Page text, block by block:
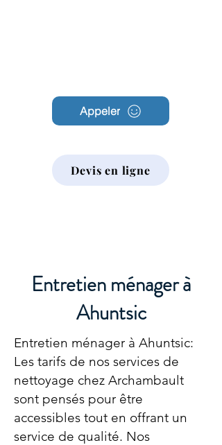
Appeler
Devis en ligne
Entretien ménager à
Ahuntsic
Entretien ménager à Ahuntsic:
Les tarifs de nos services de
nettoyage chez Archambault
sont pensés pour être
accessibles tout en offrant un
service de qualité. Nos